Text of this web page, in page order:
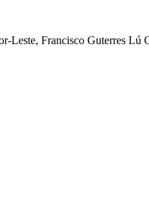
Francisco Guterres Lú